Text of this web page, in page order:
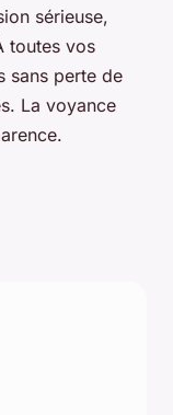
sérieuse,
toutes vos
sans perte de
La voyance